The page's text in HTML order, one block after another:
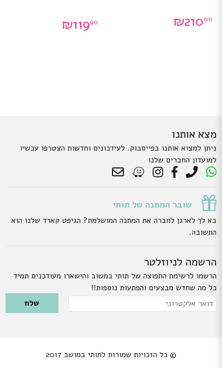
₪21000
₪11990
מצא אותנו
ניתן למצוא אותנו בפייסבוק. לעידכונים וחדשות הצטרפו עכשיו
למועדון החברים שלנו
שובר המתנה של תותי
בא לך לארגן לחברה את המתנה המושלמת? הגיפט קארד שלנו הוא
התשובה.
הרשמה לניוזלטר
הרשמו לרשימת התפוצה של תותי במשוב והישארו מעודכנים תמיד
כל מה שחדש מבצעים והפתעות נוספות!!
Please leave this field empty.
דואר
© כל הזכויות שמורות לתותי במושב 2017